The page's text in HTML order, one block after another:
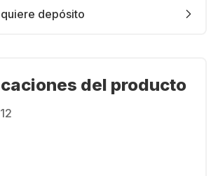
depósito
del producto